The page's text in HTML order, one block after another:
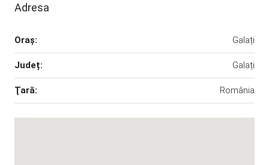
Adresa
Oraş: Galați
Județ: Galați
Ţară: România